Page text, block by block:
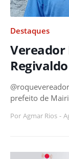
Destaques
Vereador
Regivaldo
prefeito de
Por Agmar Rios -